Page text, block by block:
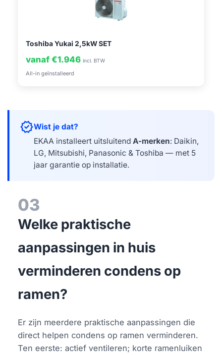
Toshiba Yukai 2,5kW SET
vanaf €1.946 incl. BTW
All-in geïnstalleerd
verifiedWist je dat?
EKAA installeert uitsluitendA-merken: Daikin,
LG, Mitsubishi, Panasonic & Toshiba — met 5
jaar garantie op installatie.
03
Welke praktische
aanpassingen in huis
verminderen condens op
ramen?
Er zijn meerdere praktische aanpassingen die
direct helpen condens op ramen verminderen.
Ten eerste: actief ventileren; korte ramenluiken